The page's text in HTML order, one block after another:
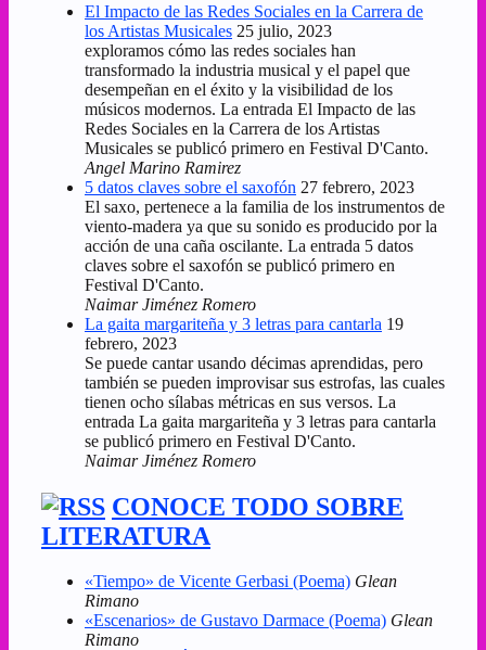
El Impacto de las Redes Sociales en la Carrera de
los Artistas Musicales 25 julio, 2023
exploramos cómo las redes sociales han
transformado la industria musical y el papel que
desempeñan en el éxito y la visibilidad de los
músicos modernos. La entrada El Impacto de las
Redes Sociales en la Carrera de los Artistas
Musicales se publicó primero en Festival D'Canto.
Angel Marino Ramirez
5 datos claves sobre el saxofón 27 febrero, 2023
El saxo, pertenece a la familia de los instrumentos de
viento-madera ya que su sonido es producido por la
acción de una caña oscilante. La entrada 5 datos
claves sobre el saxofón se publicó primero en
Festival D'Canto.
Naimar Jiménez Romero
La gaita margariteña y 3 letras para cantarla 19
febrero, 2023
Se puede cantar usando décimas aprendidas, pero
también se pueden improvisar sus estrofas, las cuales
tienen ocho sílabas métricas en sus versos. La
entrada La gaita margariteña y 3 letras para cantarla
se publicó primero en Festival D'Canto.
Naimar Jiménez Romero
CONOCE TODO SOBRE
LITERATURA
«Tiempo» de Vicente Gerbasi (Poema) Glean
Rimano
«Escenarios» de Gustavo Darmace (Poema) Glean
Rimano